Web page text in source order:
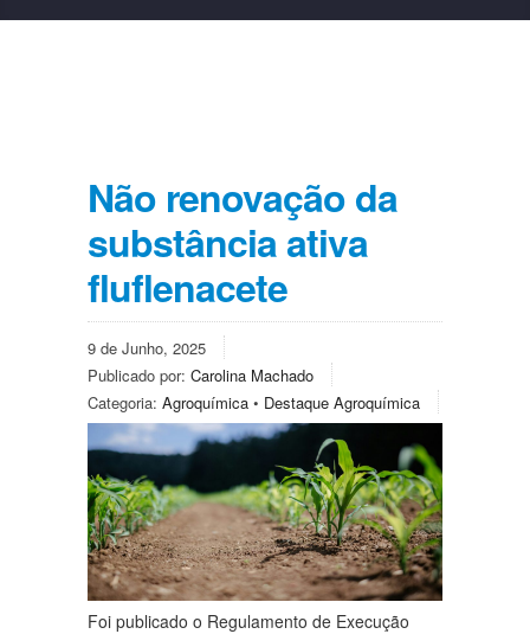
Não renovação da
substância ativa
fluflenacete
9 de Junho, 2025
Publicado por: Carolina Machado
Categoria: Agroquímica • Destaque Agroquímica
Foi publicado o Regulamento de Execução